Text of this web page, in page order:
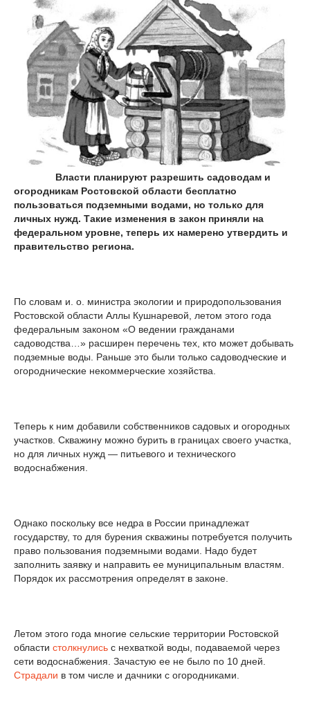
Власти планируют разрешить садоводам и
огородникам Ростовской области бесплатно
пользоваться подземными водами, но только для
личных нужд. Такие изменения в закон приняли на
федеральном уровне, теперь их намерено утвердить и
правительство региона.
По словам и. о. министра экологии и природопользования
Ростовской области Аллы Кушнаревой, летом этого года
федеральным законом «О ведении гражданами
садоводства…» расширен перечень тех, кто может добывать
подземные воды. Раньше это были только садоводческие и
огороднические некоммерческие хозяйства.
Теперь к ним добавили собственников садовых и огородных
участков. Скважину можно бурить в границах своего участка,
но для личных нужд — питьевого и технического
водоснабжения.
Однако поскольку все недра в России принадлежат
государству, то для бурения скважины потребуется получить
право пользования подземными водами. Надо будет
заполнить заявку и направить ее муниципальным властям.
Порядок их рассмотрения определят в законе.
Летом этого года многие сельские территории Ростовской
области столкнулись с нехваткой воды, подаваемой через
сети водоснабжения. Зачастую ее не было по 10 дней.
Страдали в том числе и дачники с огородниками.